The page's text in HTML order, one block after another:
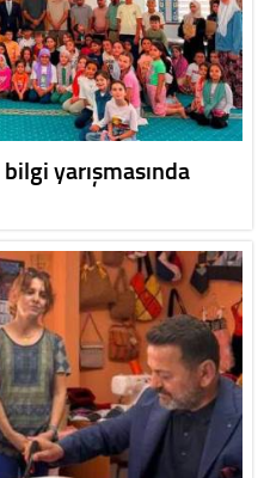
yarışmasında